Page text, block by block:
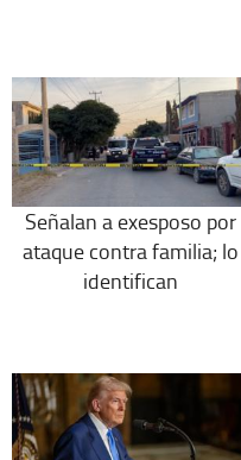
Señalan a exesposo por
ataque contra familia; lo
identifican